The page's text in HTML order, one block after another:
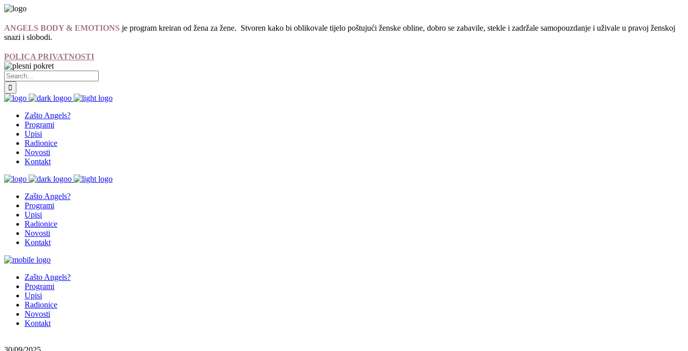
ANGELS BODY & EMOTIONS je program kreiran od žena za žene. Stvoren kako bi oblikovale tijelo poštujući ženske obline, dobro se zabavile, stekle i zadržale samopouzdanje i uživale u pravoj ženskoj
snazi i slobodi.
POLICA PRIVATNOSTI
Zašto Angels?
Programi
Upisi
Radionice
Novosti
Kontakt
Zašto Angels?
Programi
Upisi
Radionice
Novosti
Kontakt
Zašto Angels?
Programi
Upisi
Radionice
Novosti
Kontakt